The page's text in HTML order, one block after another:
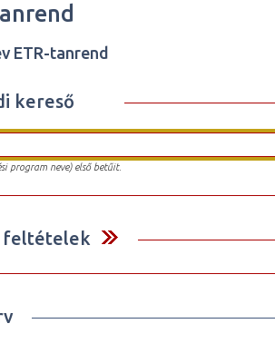
ETR-tanrend
kereső
program neve) első betűit.
feltételek